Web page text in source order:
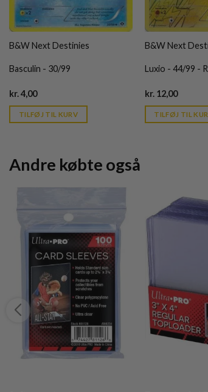
B&W Next Destinies
Basculin - 30/99
kr.4,00Current
is:
kr. 39,95.
TILFØJ TIL KURV
B&W Next
Luxio - 44/99 -
kr.12,00Current
is:
kr.
TILFØJ TIL
Andre købte også